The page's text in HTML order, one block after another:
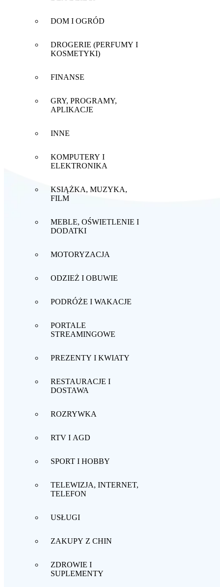
DOM I OGRÓD
DROGERIE (PERFUMY I
KOSMETYKI)
FINANSE
GRY, PROGRAMY,
APLIKACJE
INNE
KOMPUTERY I
ELEKTRONIKA
KSIĄŻKA, MUZYKA,
FILM
MEBLE, OŚWIETLENIE I
DODATKI
MOTORYZACJA
ODZIEŻ I OBUWIE
PODRÓŻE I WAKACJE
PORTALE
STREAMINGOWE
PREZENTY I KWIATY
RESTAURACJE I
DOSTAWA
ROZRYWKA
RTV I AGD
SPORT I HOBBY
TELEWIZJA, INTERNET,
TELEFON
USŁUGI
ZAKUPY Z CHIN
ZDROWIE I
SUPLEMENTY